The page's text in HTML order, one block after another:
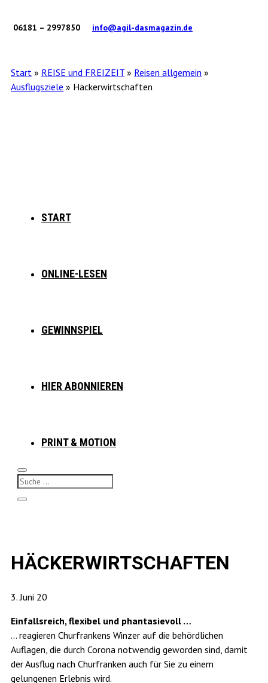
06181 – 2997850 info@agil-dasmagazin.de
Start » REISE und FREIZEIT » Reisen allgemein »
Ausflugsziele » Häckerwirtschaften
START
ONLINE-LESEN
GEWINNSPIEL
HIER ABONNIEREN
PRINT & MOTION
HÄCKERWIRTSCHAFTEN
3. Juni 20
Einfallsreich, flexibel und phantasievoll …
… reagieren Churfrankens Winzer auf die behördlichen
Auflagen, die durch Corona notwendig geworden sind, damit
der Ausflug nach Churfranken auch für Sie zu einem
gelungenen Erlebnis wird.